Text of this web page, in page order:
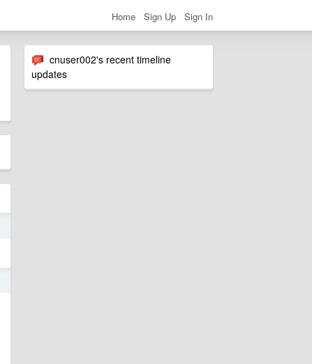
Home Sign Up Sign In
cnuser002's recent timeline
updates